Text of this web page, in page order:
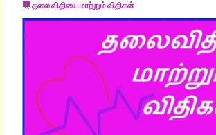
தலை விதியை மாற்றும் விதிகள்